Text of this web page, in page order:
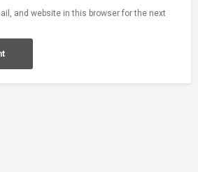
and website in this browser for the next